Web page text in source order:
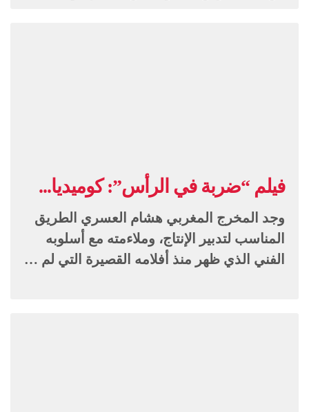
فيلم “ضربة في الرأس”: كوميديا...
وجد المخرج المغربي هشام العسري الطريق
المناسب لتدبير الإنتاج، وملاءمته مع أسلوبه
الفني الذي ظهر منذ أفلامه القصيرة التي لم …